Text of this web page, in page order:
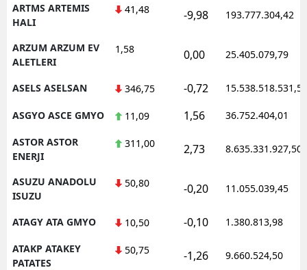
ARTMS ARTEMIS
HALI
41,48 -9,98 193.777.304,42
ARZUM ARZUM EV
ALETLERI
1,58 0,00 25.405.079,79
ASELS ASELSAN 346,75 -0,72 15.538.518.531,50
ASGYO ASCE GMYO 11,09 1,56 36.752.404,01
ASTOR ASTOR
ENERJI
311,00 2,73 8.635.331.927,50
ASUZU ANADOLU
ISUZU
50,80 -0,20 11.055.039,45
ATAGY ATA GMYO 10,50 -0,10 1.380.813,98
ATAKP ATAKEY
PATATES
50,75 -1,26 9.660.524,50